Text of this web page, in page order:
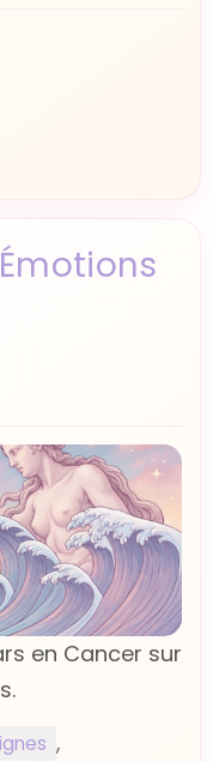
en Cancer sur
,